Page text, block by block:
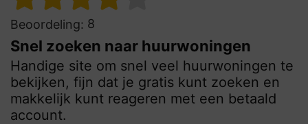
Beoordeling: 8
Snel zoeken naar huurwoningen
Handige site om snel veel huurwoningen te
bekijken, fijn dat je gratis kunt zoeken en
makkelijk kunt reageren met een betaald
account.